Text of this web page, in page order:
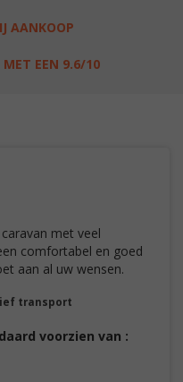
AANKOOP
MET EEN 9.6/10
met veel
comfortabel en goed
aan al uw wensen.
transport
voorzien van :